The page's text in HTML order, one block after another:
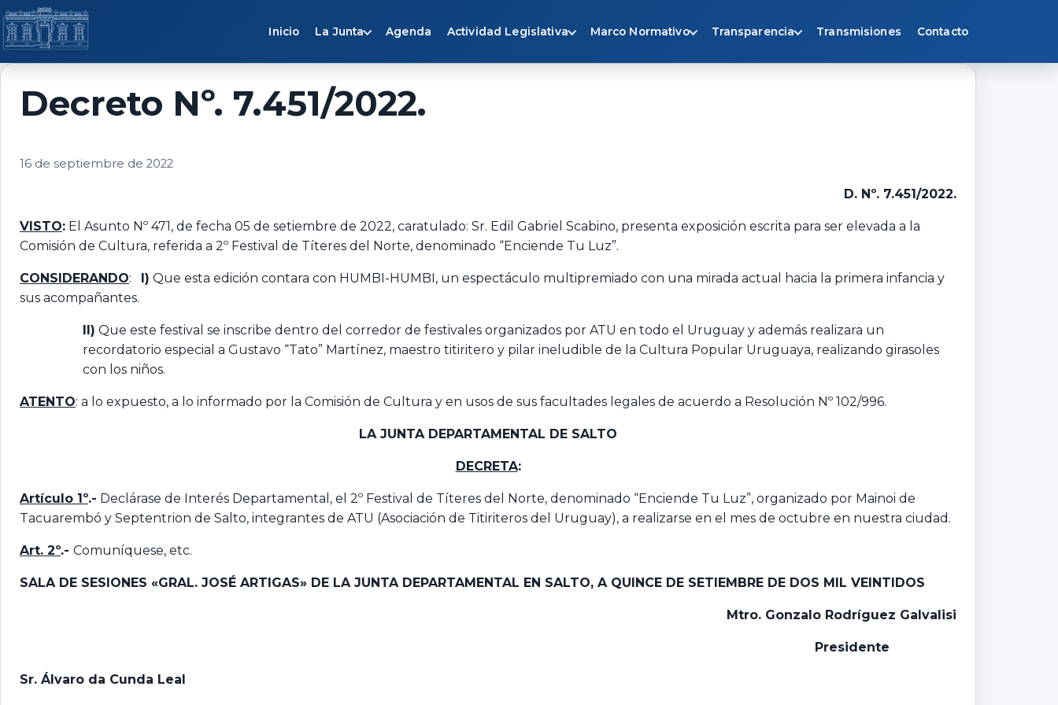
Saltar al contenido
Inicio La Junta Agenda Actividad Legislativa Marco Normativo Transparencia Transmisiones Contacto
Decreto Nº. 7.451/2022.
16 de septiembre de 2022
D. Nº. 7.451/2022.
VISTO: El Asunto Nº 471, de fecha 05 de setiembre de 2022, caratulado: Sr. Edil Gabriel Scabino, presenta exposición escrita para ser elevada a la
Comisión de Cultura, referida a 2º Festival de Títeres del Norte, denominado “Enciende Tu Luz”.
CONSIDERANDO: I) Que esta edición contara con HUMBI-HUMBI, un espectáculo multipremiado con una mirada actual hacia la primera infancia y
sus acompañantes.
II) Que este festival se inscribe dentro del corredor de festivales organizados por ATU en todo el Uruguay y además realizara un
recordatorio especial a Gustavo “Tato” Martínez, maestro titiritero y pilar ineludible de la Cultura Popular Uruguaya, realizando girasoles
con los niños.
ATENTO: a lo expuesto, a lo informado por la Comisión de Cultura y en usos de sus facultades legales de acuerdo a Resolución Nº 102/996.
LA JUNTA DEPARTAMENTAL DE SALTO
DECRETA:
Artículo 1º.- Declárase de Interés Departamental, el 2º Festival de Títeres del Norte, denominado “Enciende Tu Luz”, organizado por Mainoi de
Tacuarembó y Septentrion de Salto, integrantes de ATU (Asociación de Titiriteros del Uruguay), a realizarse en el mes de octubre en nuestra ciudad.
Art. 2º.- Comuníquese, etc.
SALA DE SESIONES «GRAL. JOSÉ ARTIGAS» DE LA JUNTA DEPARTAMENTAL EN SALTO, A QUINCE DE SETIEMBRE DE DOS MIL VEINTIDOS
Mtro. Gonzalo Rodríguez Galvalisi
Presidente
Sr. Álvaro da Cunda Leal